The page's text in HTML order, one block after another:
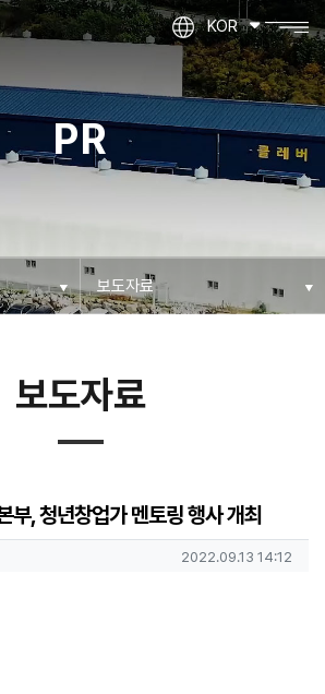
KOR
PR
보도자료
부, 청년창업가 멘토링 행사 개최
작성일
2022.09.13 14:12